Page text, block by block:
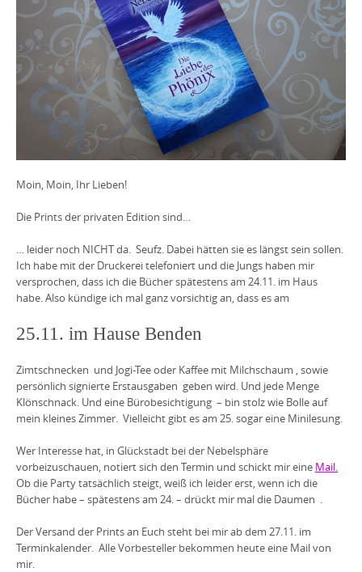
Moin, Moin, Ihr Lieben!
Die Prints der privaten Edition sind…
… leider noch NICHT da. Seufz. Dabei hätten sie es längst sein sollen.
Ich habe mit der Druckerei telefoniert und die Jungs haben mir
versprochen, dass ich die Bücher spätestens am 24.11. im Haus
habe. Also kündige ich mal ganz vorsichtig an, dass es am
25.11. im Hause Benden
Zimtschnecken und Jogi-Tee oder Kaffee mit Milchschaum , sowie
persönlich signierte Erstausgaben geben wird. Und jede Menge
Klönschnack. Und eine Bürobesichtigung – bin stolz wie Bolle auf
mein kleines Zimmer. Vielleicht gibt es am 25. sogar eine Minilesung.
Wer Interesse hat, in Glückstadt bei der Nebelsphäre
vorbeizuschauen, notiert sich den Termin und schickt mir eine Mail.
Ob die Party tatsächlich steigt, weiß ich leider erst, wenn ich die
Bücher habe – spätestens am 24. – drückt mir mal die Daumen .
Der Versand der Prints an Euch steht bei mir ab dem 27.11. im
Terminkalender. Alle Vorbesteller bekommen heute eine Mail von
mir.